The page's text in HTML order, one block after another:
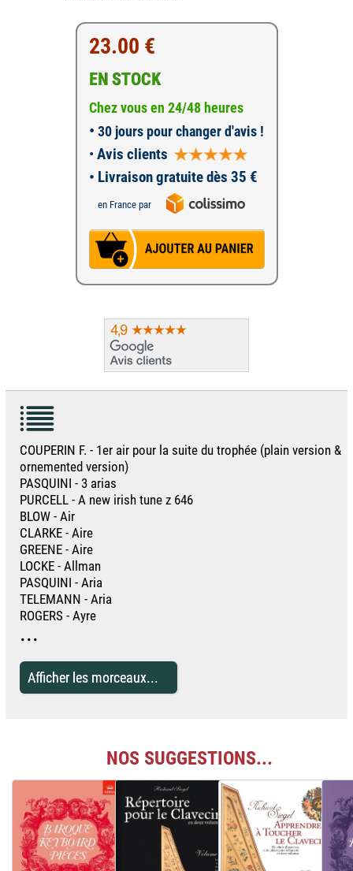
23.00 €
EN STOCK
Chez vous en 24/48 heures
• 30 jours pour changer d'avis !
• Avis clients
• Livraison gratuite dès 35 €
en France par
COUPERIN F. - 1er air pour la suite du trophée (plain version &
ornemented version)
PASQUINI - 3 arias
PURCELL - A new irish tune z 646
BLOW - Air
CLARKE - Aire
GREENE - Aire
LOCKE - Allman
PASQUINI - Aria
TELEMANN - Aria
ROGERS - Ayre
...
Afficher les morceaux...
NOS SUGGESTIONS...